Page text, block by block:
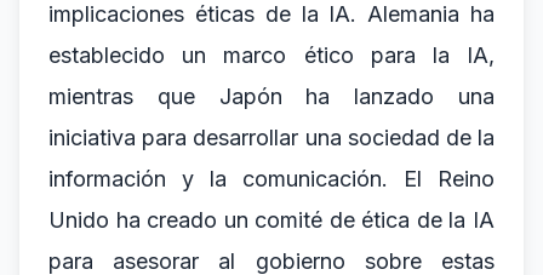
implicaciones éticas de la IA. Alemania ha
establecido un marco ético para la IA,
mientras que Japón ha lanzado una
iniciativa para desarrollar una sociedad de la
información y la comunicación. El Reino
Unido ha creado un comité de ética de la IA
para asesorar al gobierno sobre estas